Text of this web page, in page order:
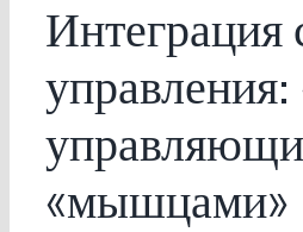
Интеграция
управления:
«мышцами»